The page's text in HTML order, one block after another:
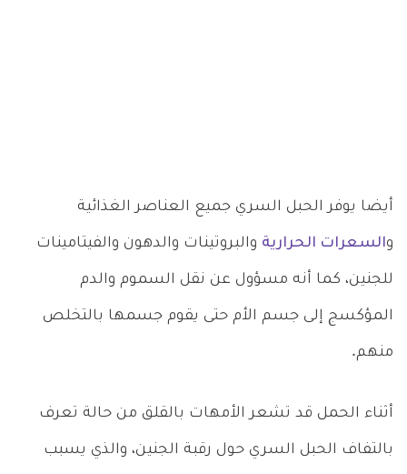
أيضا يوفر الحبل السري جميع العناصر الغذائية
والسعرات الحرارية والبروتينات والدهون والفيتامينات
للجنين، كما أنه مسؤول عن نقل السموم والدم
المؤكسج إلى جسم الأم حتى يقوم جسمها بالتخلص
منهم.
أثناء الحمل قد تشعر الأمهات بالقلق من حالة تعرف
بالتفاف الحبل السري حول رقبة الجنين، والذي يسبب